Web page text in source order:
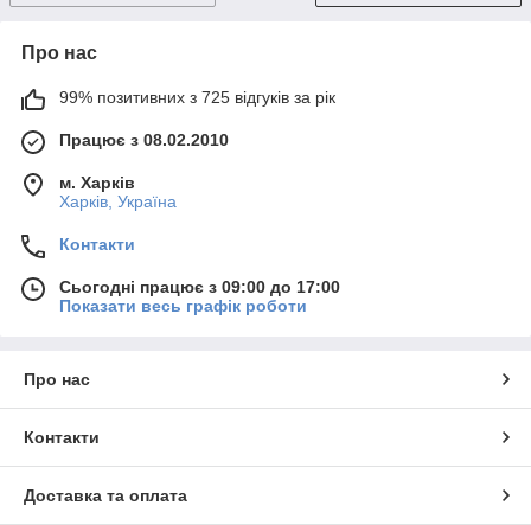
Про нас
99% позитивних з 725 відгуків за рік
Працює з 08.02.2010
м. Харків
Харків, Україна
Контакти
Сьогодні працює з 09:00 до 17:00
Показати весь графік роботи
Про нас
Контакти
Доставка та оплата